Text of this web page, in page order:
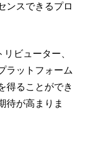
ンスできるプロ
ビューター、
ラットフォーム
得ることができ
待が高まりま